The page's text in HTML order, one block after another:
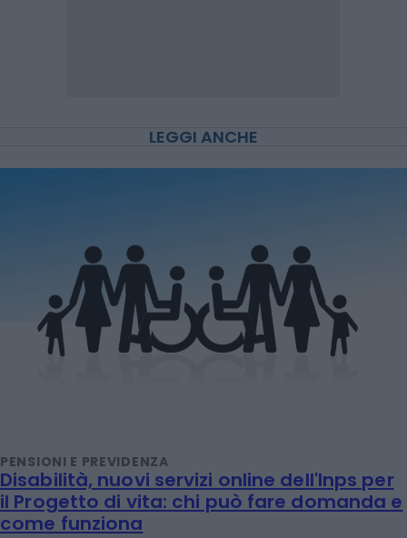
LEGGI ANCHE
PENSIONI E PREVIDENZA
Disabilità, nuovi servizi online dell'Inps per
il Progetto di vita: chi può fare domanda e
come funziona